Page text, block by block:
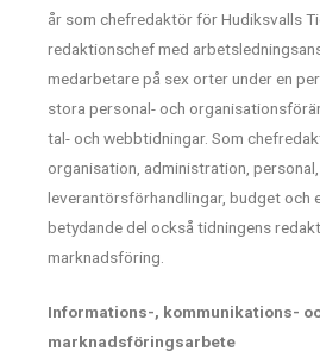
år som chefredaktör för Hudiksvalls
redaktionschef med
medarbetare på sex orter under en
stora personal- och
tal- och webbtidningar. Som
organisation, administration,
leverantörsförhandlingar, budget och
betydande del också tidningens
marknadsföring.
Informations-, kommunikations-
marknadsföringsarbete